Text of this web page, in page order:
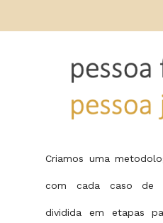
Criamos uma
com cada caso de
dividida em etapas